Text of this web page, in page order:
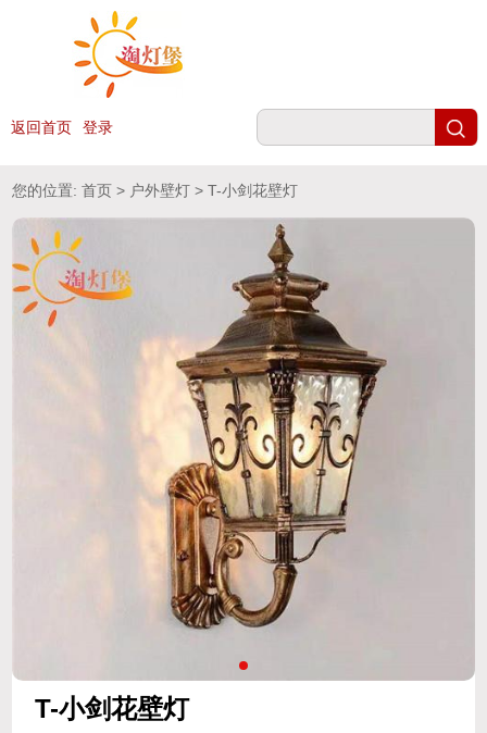
返回首页 登录
您的位置:首页 > 户外壁灯 > T-小剑花壁灯
T-小剑花壁灯